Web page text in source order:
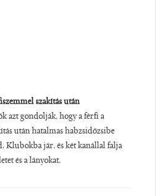
szakítás után
azt gondolják, hogy a férfi a
után hatalmas habzsidőzsibe
Klubokba jár, és két kanállal falja
és a lányokat.